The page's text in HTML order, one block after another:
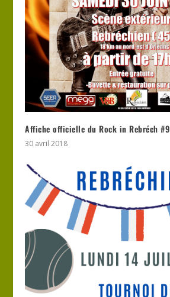
Affiche officielle du Rock in Rebréch #9
30 avril 2018